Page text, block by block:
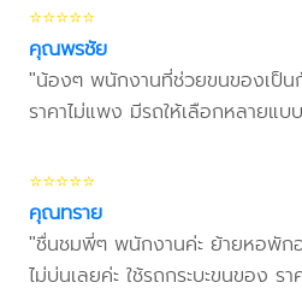
⭐⭐⭐⭐⭐
คุณพรชัย
"น้องๆ พนักงานที่ช่วยขนของเป็น
ราคาไม่แพง มีรถให้เลือกหลายแบ
⭐⭐⭐⭐⭐
คุณทราย
"ชื่นชมพี่ๆ พนักงานค่ะ ย้ายหอพั
ไม่บ่นเลยค่ะ ใช้รถกระบะขนของ ร